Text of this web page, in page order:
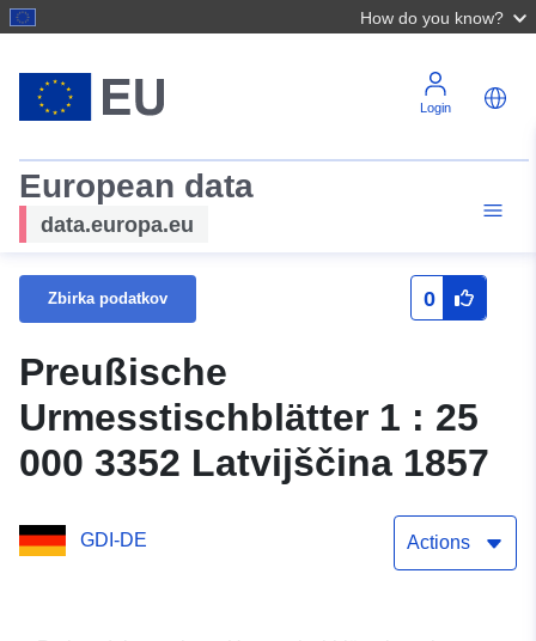
How do you know?
Login
European data
data.europa.eu
Zbirka podatkov 0
Preußische
Urmesstischblätter 1 : 25
000 3352 Latvijščina 1857
GDI-DE Actions